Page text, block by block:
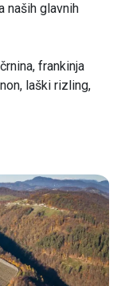
naših glavnih
frankinja
laški rizling,